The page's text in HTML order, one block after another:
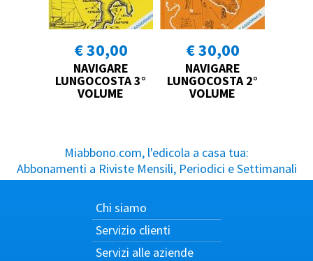
€ 30,00
NAVIGARE
LUNGOCOSTA 3°
VOLUME
€ 30,00
NAVIGARE
LUNGOCOSTA 2°
VOLUME
Miabbono.com, l'edicola a casa tua:
Abbonamenti a Riviste Mensili, Periodici e Settimanali
Chi siamo
Servizio clienti
Servizi alle aziende